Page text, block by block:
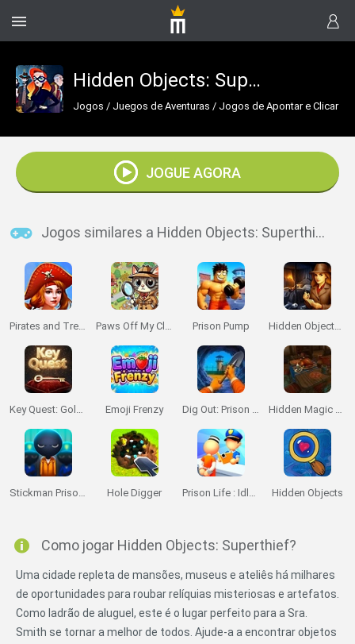
Hidden Objects: Superthief
Jogos / Juegos de Aventuras / Jogos de Apontar e Clicar
JOGUE AGORA
Jogos similares a Hidden Objects: Superthief
Pirates and Treasures Paws Off My Clues! Prison Pump Hidden Objects Story
Key Quest: Golden Key Emoji Frenzy Dig Out: Prison Escape Simulator Hidden Magic OG
Stickman Prison Escape Hole Digger Prison Life : Idle Game Hidden Objects
Como jogar Hidden Objects: Superthief?
Uma cidade repleta de mansões, museus e ateliês há milhares
de oportunidades para roubar relíquias misteriosas e artefatos.
Como ladrão de aluguel, este é o lugar perfeito para a Sra.
Smith se tornar a melhor de todos. Ajude-a a encontrar objetos